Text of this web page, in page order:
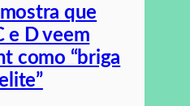
que
e D veem
como “briga